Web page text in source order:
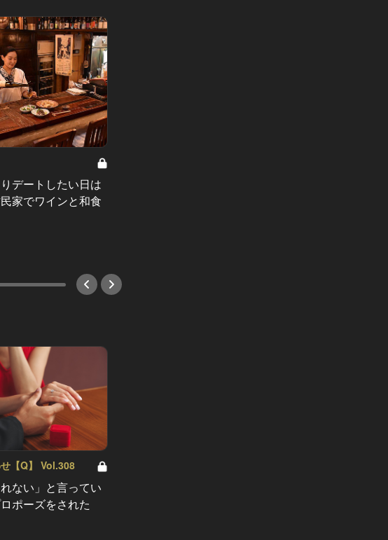
デートしたい日は
家でワインと和食
【Q】 Vol.308
ない」と言ってい
ポーズをされた